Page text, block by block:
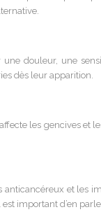
douleur, une
dès leur apparition.
les gencives et
et les
important d’en